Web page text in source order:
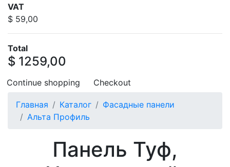
VAT
$ 59,00
Total
$ 1259,00
Continue shopping Checkout
Главная Каталог
Фасадные панели
Альта Профиль
Панель Туф,